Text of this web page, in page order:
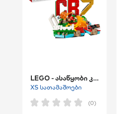
LEGO - ასაწყობი კონსტრუქტური Cristiano Ronaldo – ""Soccer Highlights"""
XS სათამაშოები
(0)